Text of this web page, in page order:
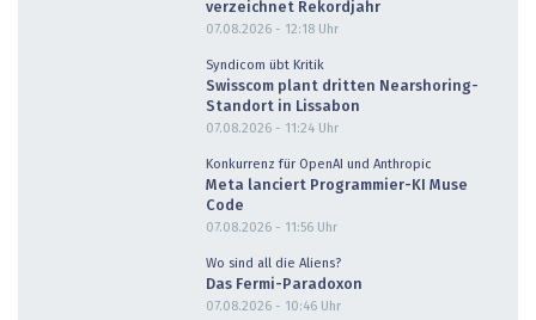
verzeichnet Rekordjahr
07.08.2026 - 12:18 Uhr
Syndicom übt Kritik
Swisscom plant dritten Nearshoring-
Standort in Lissabon
07.08.2026 - 11:24 Uhr
Konkurrenz für OpenAI und Anthropic
Meta lanciert Programmier-KI Muse
Code
07.08.2026 - 11:56 Uhr
Wo sind all die Aliens?
Das Fermi-Paradoxon
07.08.2026 - 10:46 Uhr